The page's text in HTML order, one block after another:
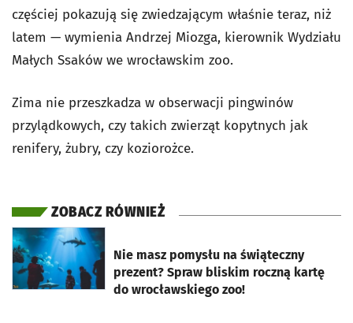
częściej pokazują się zwiedzającym właśnie teraz, niż
latem — wymienia Andrzej Miozga, kierownik Wydziału
Małych Ssaków we wrocławskim zoo.
Zima nie przeszkadza w obserwacji pingwinów
przylądkowych, czy takich zwierząt kopytnych jak
renifery, żubry, czy koziorożce.
ZOBACZ RÓWNIEŻ
Nie masz pomysłu na świąteczny
prezent? Spraw bliskim roczną kartę
do wrocławskiego zoo!
otworzy się w nowej karcie